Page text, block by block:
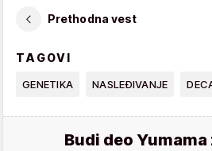
Prethodna vest
TAGOVI
GENETIKA NASLEĐIVANJE
Budi deo